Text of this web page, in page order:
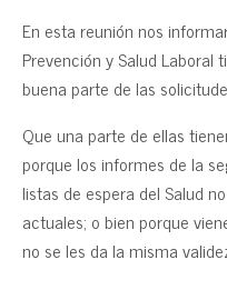
En esta reunión nos
Prevención y Salud Laboral
buena parte de las
Que una parte de ellas
porque los informes de la
listas de espera del Salud
actuales; o bien porque
no se les da la misma